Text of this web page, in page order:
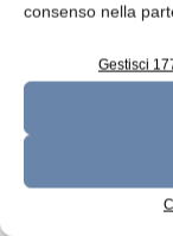
consenso nella
Gestisci